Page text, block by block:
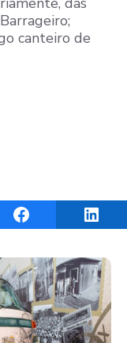
canteiro de
Share on Facebook